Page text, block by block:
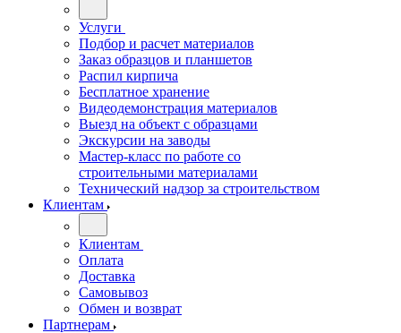
Услуги
Подбор и расчет материалов
Заказ образцов и планшетов
Распил кирпича
Бесплатное хранение
Видеодемонстрация материалов
Выезд на объект с образцами
Экскурсии на заводы
Мастер-класс по работе со
строительными материалами
Технический надзор за строительством
Клиентам
Клиентам
Оплата
Доставка
Самовывоз
Обмен и возврат
Партнерам